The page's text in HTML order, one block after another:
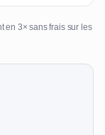
en 3× sans frais sur les